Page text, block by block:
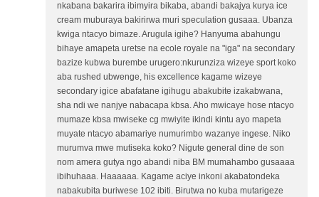
nkabana bakarira ibimyira bikaba, abandi bakajya kurya ice
cream muburaya bakirirwa muri speculation gusaaa. Ubanza
kwiga ntacyo bimaze. Arugula igihe? Hanyuma abahungu
bihaye amapeta uretse na ecole royale na "iga" na secondary
bazize kubwa burembe urugero:nkurunziza wizeye sport koko
aba rushed ubwenge, his excellence kagame wizeye
secondary igice abafatane igihugu abakubite izakabwana,
sha ndi we nanjye nabacapa kbsa. Aho mwicaye hose ntacyo
mumaze kbsa mwiseke cg mwiyite ikindi kintu ayo mapeta
muyate ntacyo abamariye numurimbo wazanye ingese. Niko
murumva mwe mutiseka koko? Nigute general dine de son
nom amera gutya ngo abandi niba BM mumahambo gusaaaa
ibihuhaaa. Haaaaaa. Kagame aciye inkoni akabatondeka
nabakubita buriwese 102 ibiti. Birutwa no kuba mutarigeze